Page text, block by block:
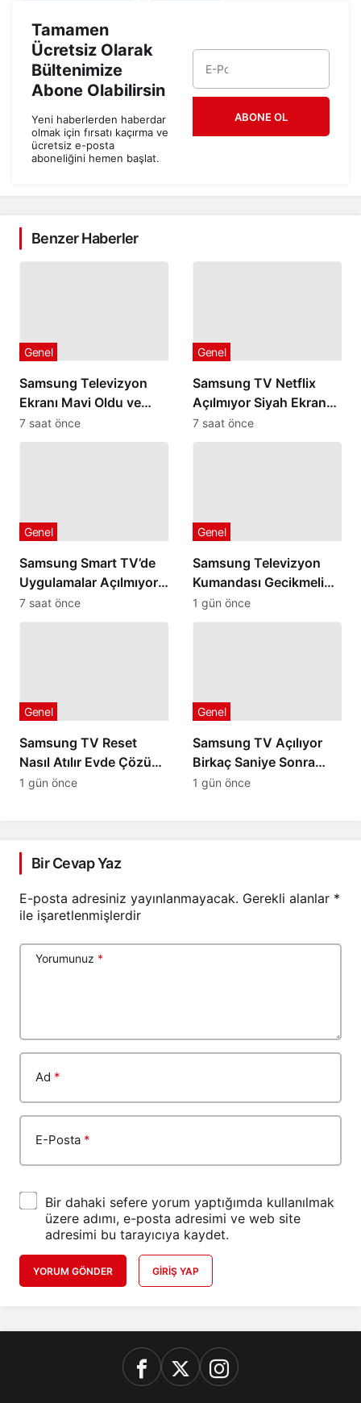
Tamamen
Ücretsiz Olarak
Bültenimize
Abone Olabilirsin
Yeni haberlerden haberdar
olmak için fırsatı kaçırma ve
ücretsiz e-posta
aboneliğini hemen başlat.
ABONE OL
Benzer Haberler
Samsung Televizyon
Ekranı Mavi Oldu ve
Düzelmiyorsa
Genel
7 saat önce
Samsung TV Netflix
Açılmıyor Siyah Ekranda
Kalıyorsa
Genel
7 saat önce
Samsung Smart TV’de
Uygulamalar Açılmıyor
Hata Veriyorsa
Genel
7 saat önce
Samsung Televizyon
Kumandası Gecikmeli
veya Geç Algılıyorsa
Genel
1 gün önce
Samsung TV Reset
Nasıl Atılır Evde Çözüm
Yolları
Genel
1 gün önce
Samsung TV Açılıyor
Birkaç Saniye Sonra
Kapanıyorsa
Genel
1 gün önce
Bir Cevap Yaz
E-posta adresiniz yayınlanmayacak. Gerekli alanlar *
ile işaretlenmişlerdir
Yorumunuz *
Ad *
E-Posta *
Bir dahaki sefere yorum yaptığımda kullanılmak
üzere adımı, e-posta adresimi ve web site
adresimi bu tarayıcıya kaydet.
YORUM GÖNDER GIRIŞ YAP